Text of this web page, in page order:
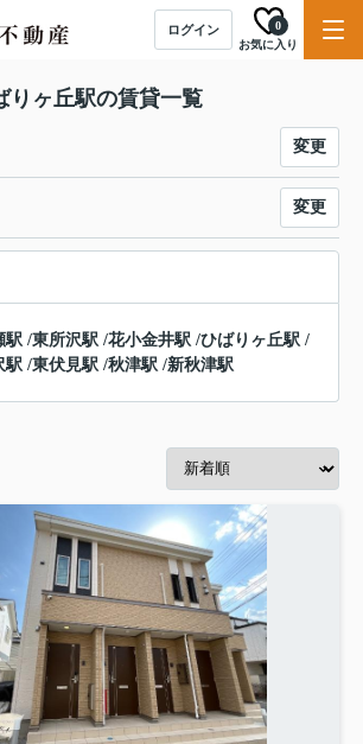
ログイン
お気に入り
0
りヶ丘駅の賃貸一覧
変更
変更
駅 /東所沢駅 /花小金井駅 /ひばりヶ丘駅 /
駅 /東伏見駅 /秋津駅 /新秋津駅